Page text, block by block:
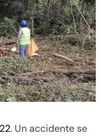
. Un accidente se